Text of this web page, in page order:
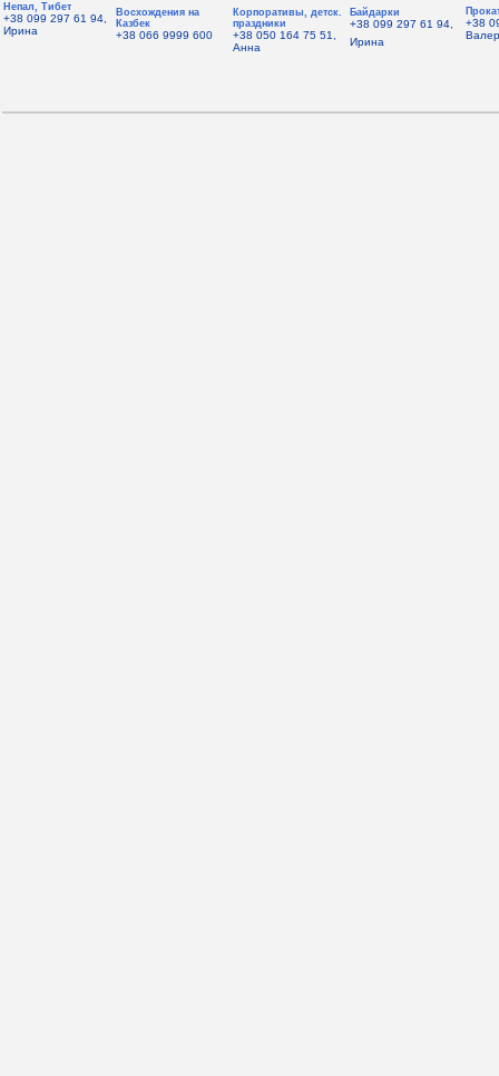
Непал, Тибет
+38 099 297 61 94,
Ирина
Восхождения на
Казбек
+38 066 9999 600
Корпоративы, детск.
праздники
+38 050 164 75 51,
Анна
Байдарки
+38 099 297 61 94,
Ирина
+38